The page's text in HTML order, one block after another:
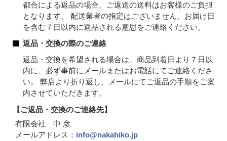
都合による返品の場合、ご返送の送料はお客様のご負担
となります。 配送業者の指定はございません。お届け日
を含む７日以内に返品される意思をご連絡ください。
返品・交換の際のご連絡
返品・交換を希望される場合は、商品到着日より７日以
内に、必ず事前にメールまたはお電話にてご連絡くださ
い。 弊店より折り返し、メールにてご返品の手順をご案
内させていただきます。
【ご返品・交換のご連絡先】
有限会社 中 彦
メールアドレス： info@nakahiko.jp